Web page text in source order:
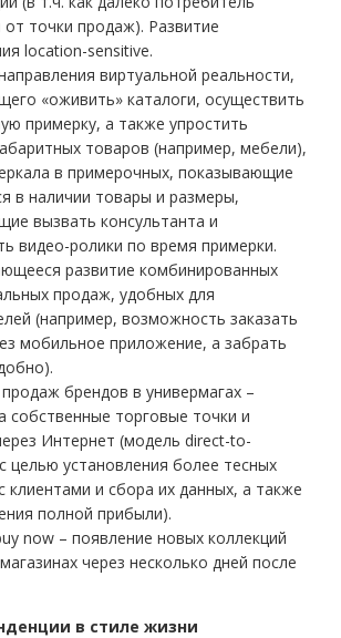
от точки продаж). Развитие
location-sensitive.
виртуальной реальности,
«оживить» каталоги, осуществить
примерку, а также упростить
товаров (например, мебели),
в примерочных, показывающие
в наличии товары и размеры,
вызвать консультанта и
видео-ролики по время примерки.
развитие комбинированных
продаж, удобных для
(например, возможность заказать
мобильное приложение, а забрать
брендов в универмагах –
собственные торговые точки и
Интернет (модель direct-to-
целью установления более тесных
клиентами и сбора их данных, а также
полной прибыли).
now – появление новых коллекций
через несколько дней после
в стиле жизни